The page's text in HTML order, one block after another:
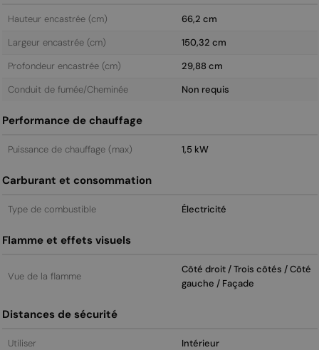
Hauteur encastrée (cm)
66,2 cm
Largeur encastrée (cm)
150,32 cm
Profondeur encastrée (cm)
29,88 cm
Conduit de fumée/Cheminée
Non requis
Performance de chauffage
Puissance de chauffage (max) 1,5 kW
Carburant et consommation
Type de combustible Électricité
Flamme et effets visuels
Vue de la flamme
Côté droit / Trois côtés / Côté
gauche / Façade
Distances de sécurité
Utiliser Intérieur